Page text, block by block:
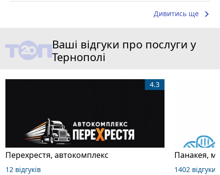
Дивитись ще keyboard_arrow_right
Ваші відгуки про послуги у
Тернополі
Перехрестя, автокомплекс
4.3
12 відгуків
Панакея,
1402 відгуки